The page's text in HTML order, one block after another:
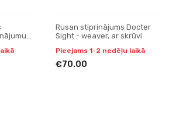
Rusan stiprinājums Docter
Sight - weaver, ar skrūvi
Pieejams 1-2 nedēļu laikā
€70.00